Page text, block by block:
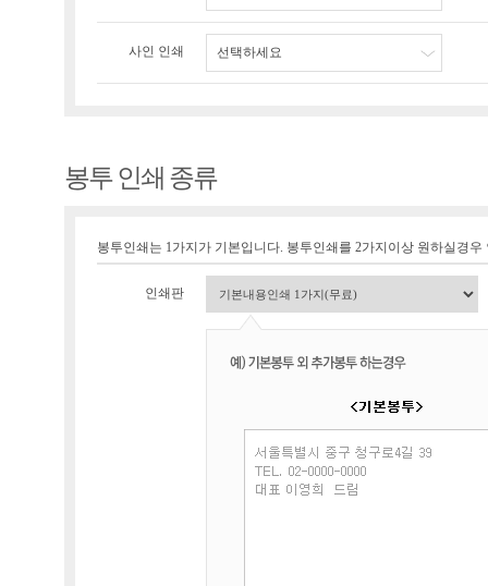
사인 인쇄 선택하세요
봉투 인쇄 종류
봉투인쇄는 1가지가 기본입니다. 봉투인쇄를 2가지이상 원하실경
인쇄판